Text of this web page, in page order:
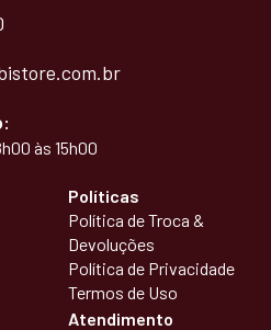
às 15h00
Políticas
Política de Troca &
Devoluções
Política de Privacidade
Termos de Uso
Atendimento